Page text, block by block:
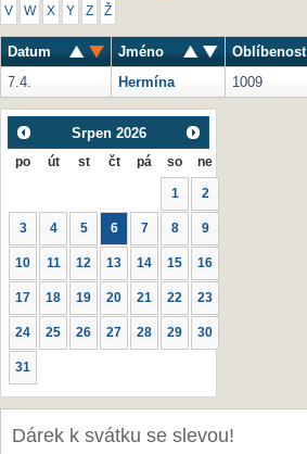
V W X Y Z Ž
Datum Jméno Oblíbenost
7.4.
Hermína 1009
Srpen 2026
po út st čt pá so ne
1 2
3 4 5 6 7 8 9
10 11 12 13 14 15 16
17 18 19 20 21 22 23
24 25 26 27 28 29 30
31
Dárek k svátku se slevou!